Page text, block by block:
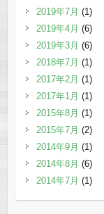
2019年7月 (1)
2019年4月 (6)
2019年3月 (6)
2018年7月 (1)
2017年2月 (1)
2017年1月 (1)
2015年8月 (1)
2015年7月 (2)
2014年9月 (1)
2014年8月 (6)
2014年7月 (1)